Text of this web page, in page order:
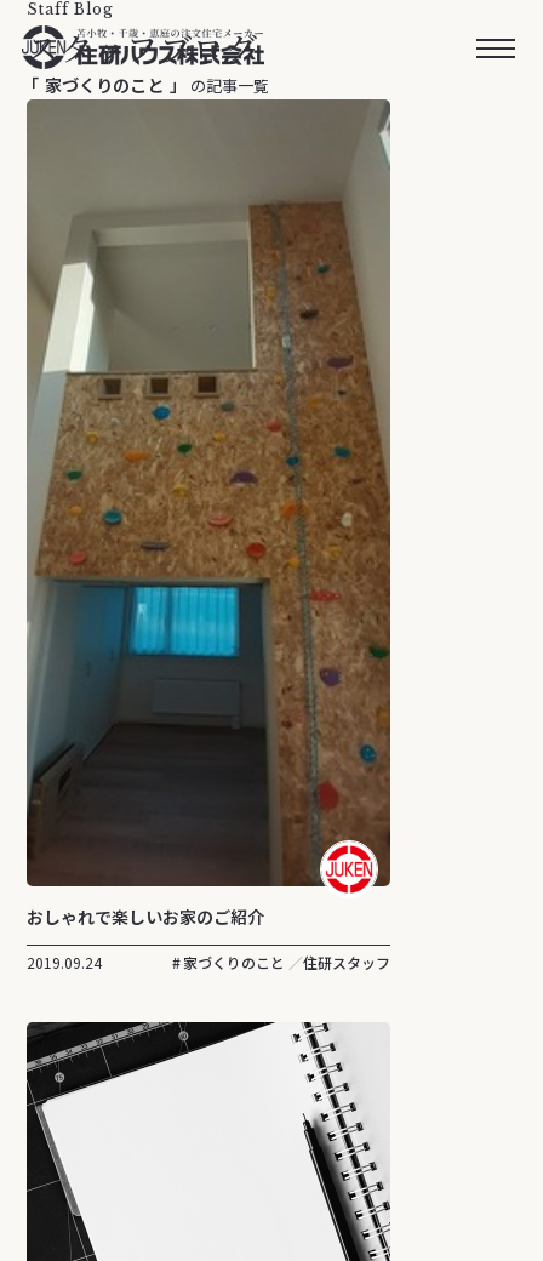
Staff Blog
スタッフブログ
家づくりのこと の記事一覧
おしゃれで楽しいお家のご紹介
2019.09.24 家づくりのこと 住研スタッフ